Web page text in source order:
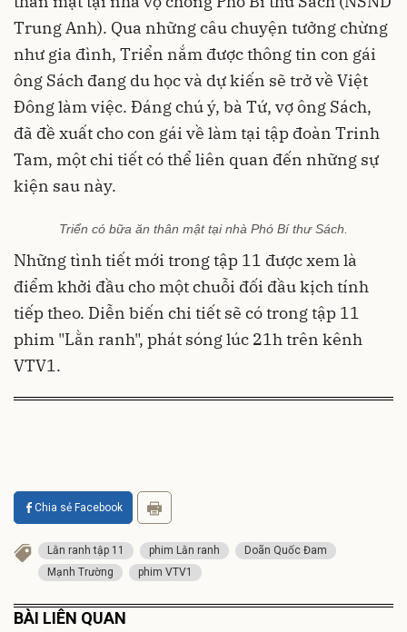
Trung Anh). Qua những câu chuyện tưởng chừng
như gia đình, Triển nắm được thông tin con gái
ông Sách đang du học và dự kiến sẽ trở về Việt
Đông làm việc. Đáng chú ý, bà Tứ, vợ ông Sách,
đã đề xuất cho con gái về làm tại tập đoàn Trinh
Tam, một chi tiết có thể liên quan đến những sự
kiện sau này.
Triển có bữa ăn thân mật tại nhà Phó Bí thư Sách.
Những tình tiết mới trong tập 11 được xem là
điểm khởi đầu cho một chuỗi đối đầu kịch tính
tiếp theo. Diễn biến chi tiết sẽ có trong tập 11
phim "Lằn ranh", phát sóng lúc 21h trên kênh
VTV1.
Chia sẻ Facebook
Lằn ranh tập 11 phim Lằn ranh
Doãn Quốc Đam
Mạnh Trường
phim VTV1
BÀI LIÊN QUAN